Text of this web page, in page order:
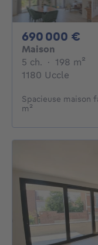
690 000 €
Maison
5 ch. 5 chambres
· 198 m²
1180 Uccle
Spacieuse maison
m²